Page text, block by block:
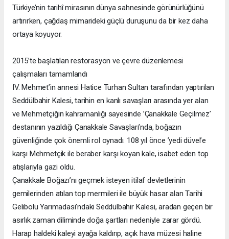
Türkiye’nin tarihî mirasının dünya sahnesinde görünürlüğünü
artırırken, çağdaş mimarideki güçlü duruşunu da bir kez daha
ortaya koyuyor.
2015’te başlatılan restorasyon ve çevre düzenlemesi
çalışmaları tamamlandı
IV. Mehmet’in annesi Hatice Turhan Sultan tarafından yaptırılan
Seddülbahir Kalesi, tarihin en kanlı savaşları arasında yer alan
ve Mehmetçiğin kahramanlığı sayesinde ’Çanakkale Geçilmez’
destanının yazıldığı Çanakkale Savaşları’nda, boğazın
güvenliğinde çok önemli rol oynadı. 108 yıl önce ’yedi düvel’e
karşı Mehmetçik ile beraber karşı koyan kale, isabet eden top
atışlarıyla gazi oldu.
Çanakkale Boğazı’nı geçmek isteyen itilaf devletlerinin
gemilerinden atılan top mermileri ile büyük hasar alan Tarihi
Gelibolu Yarımadası’ndaki Seddülbahir Kalesi, aradan geçen bir
asırlık zaman diliminde doğa şartları nedeniyle zarar gördü.
Harap haldeki kaleyi ayağa kaldırıp, açık hava müzesi haline